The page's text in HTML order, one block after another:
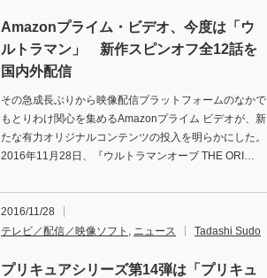
Amazonプライム・ビデオ、今度は「ウ
ルトラマン」 新作スピンオフ全12話を
国内外配信
その急成長ぶりから映像配信プラットフォームのなかで
もとりわけ関心を集めるAmazonプライム ビデオが、新
たな有力オリジナルコンテンツの投入を明らかにした。
2016年11月28日、『ウルトラマンオーブ THE ORI…
2016/11/28
テレビ／配信／映像ソフト , ニュース Tadashi Sudo
プリキュアシリーズ第14弾は「プリキュ